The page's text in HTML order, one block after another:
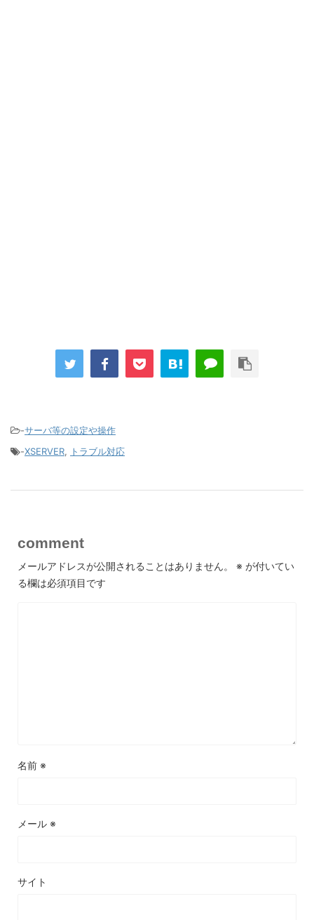
-サーバ等の設定や操作
-XSERVER, トラブル対応
comment
メールアドレスが公開されることはありません。 ※ が付いてい
る欄は必須項目です
名前 ※
メール ※
サイト